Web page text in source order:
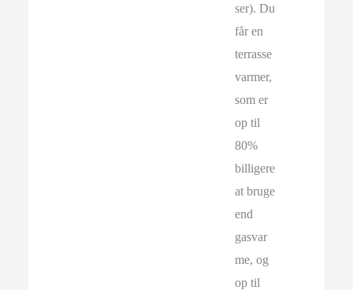
ser). Du
får en
terrasse
varmer,
som er
op til
80%
billigere
at bruge
end
gasvar
me, og
op til